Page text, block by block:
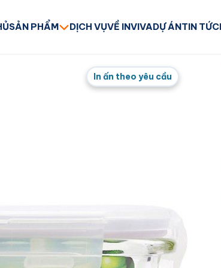
SẢN PHẨM DỊCH VỤVỀ INVIVADỰ ÁNTIN TỨC
In ấn theo yêu cầu